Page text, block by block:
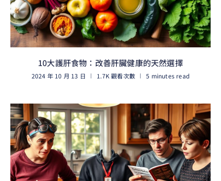
10大護肝食物：改善肝臟健康的天然選擇
2024 年 10 月 13 日 1.7K 觀看次數
5 minutes read